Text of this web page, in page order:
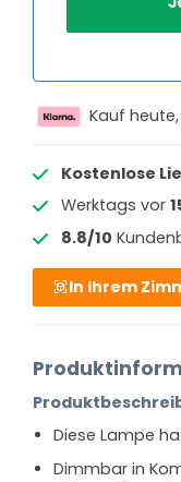
Kauf heute,
Kostenlose
Werktags vor
8.8/10
In Ihrem
Diese Lampe
Dimmbar in